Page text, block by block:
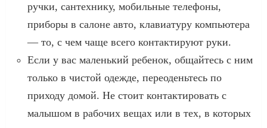
ручки, сантехнику, мобильные телефоны,
приборы в салоне авто, клавиатуру компьютера
— то, с чем чаще всего контактируют руки.
Если у вас маленький ребенок, общайтесь с ним
только в чистой одежде, переоденьтесь по
приходу домой. Не стоит контактировать с
малышом в рабочих вещах или в тех, в которых